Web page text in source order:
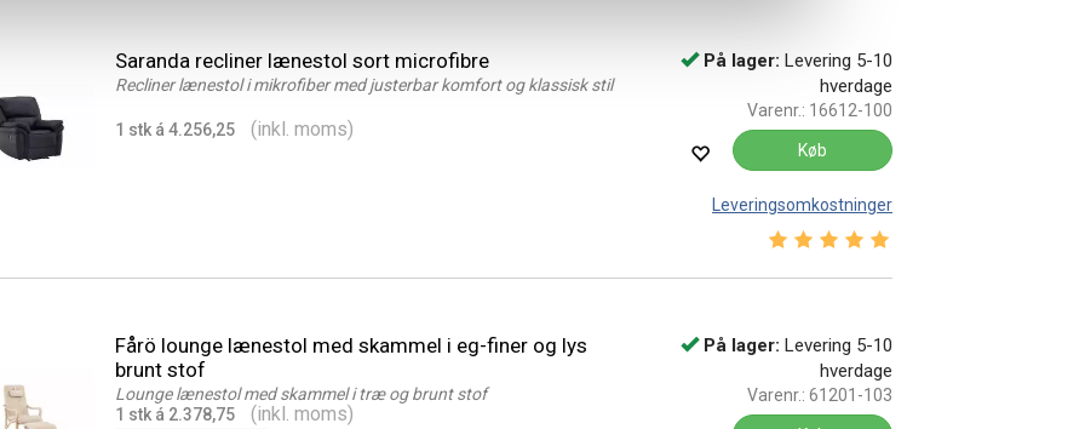
Saranda recliner lænestol sort microfibre
Recliner lænestol i mikrofiber med justerbar komfort og klassisk stil
1 stk á 4.256,25 (inkl. moms)
På lager: Levering 5-10
hverdage
Varenr.: 16612-100
Køb
Leveringsomkostninger
Vurdering:
Fårö lounge lænestol med skammel i eg-finer og lys
brunt stof
Lounge lænestol med skammel i træ og brunt stof
1 stk á 2.378,75
(inkl. moms)
På lager: Levering 5-10
hverdage
Varenr.: 61201-103